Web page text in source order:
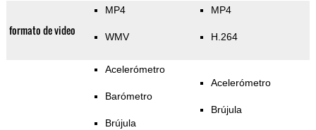
formato de video
MP4
WMV
MP4
H.264
Acelerómetro
Barómetro
Brújula
Acelerómetro
Brújula